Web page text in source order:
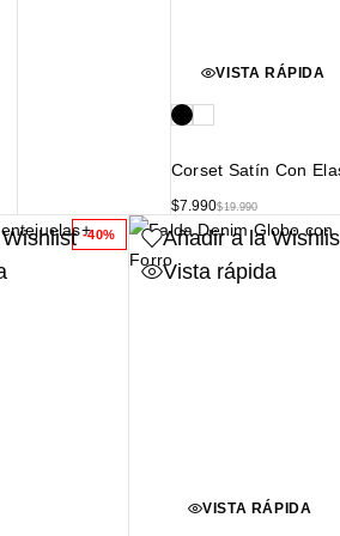
VISTA RÁPIDA
Corset Satín Con
$19.990
$7.990
-40%
Añadir a la
Vista rápida
VISTA RÁPIDA